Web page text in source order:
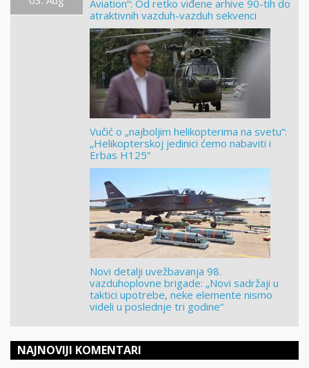
Aviation“: Od retko viđene arhive 90-tih do
atraktivnih vazduh-vazduh sekvenci
Vučić o „najboljim helikopterima na svetu“:
„Helikopterskoj jedinici ćemo nabaviti i
Erbas H125“
Novi detalji uvežbavanja 98.
vazduhoplovne brigade: „Novi sadržaji u
taktici upotrebe, neke elemente nismo
videli u poslednje tri godine“
NAJNOVIJI KOMENTARI